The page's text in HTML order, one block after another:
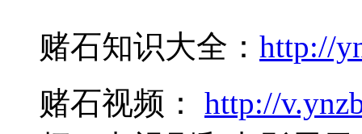
赌石知识大全： http://
赌石视频： http://